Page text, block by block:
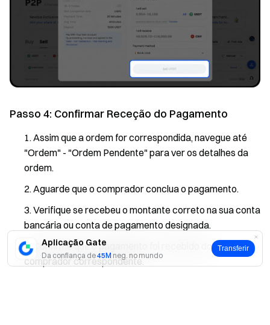
Aplicação Gate
Da confiança de45M neg. no mundo
Transferir
Passo 4: Confirmar Receção do Pagamento
Assim que a ordem for correspondida, navegue até
"Ordem" - "Ordem Pendente" para ver os detalhes da
ordem.
Aguarde que o comprador conclua o pagamento.
Verifique se recebeu o montante correto na sua conta
bancária ou conta de pagamento designada.
Confirme que o pagamento foi recebido do
comprador correspondente.